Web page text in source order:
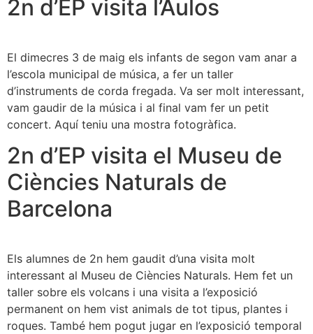
2n d’EP visita l’Aulos
El dimecres 3 de maig els infants de segon vam anar a
l’escola municipal de música, a fer un taller
d’instruments de corda fregada. Va ser molt interessant,
vam gaudir de la música i al final vam fer un petit
concert. Aquí teniu una mostra fotogràfica.
2n d’EP visita el Museu de
Ciències Naturals de
Barcelona
Els alumnes de 2n hem gaudit d’una visita molt
interessant al Museu de Ciències Naturals. Hem fet un
taller sobre els volcans i una visita a l’exposició
permanent on hem vist animals de tot tipus, plantes i
roques. També hem pogut jugar en l’exposició temporal